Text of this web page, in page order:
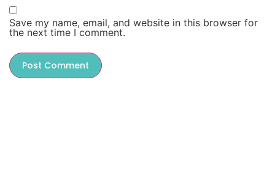
Save my name, email, and website in this browser for
the next time I comment.